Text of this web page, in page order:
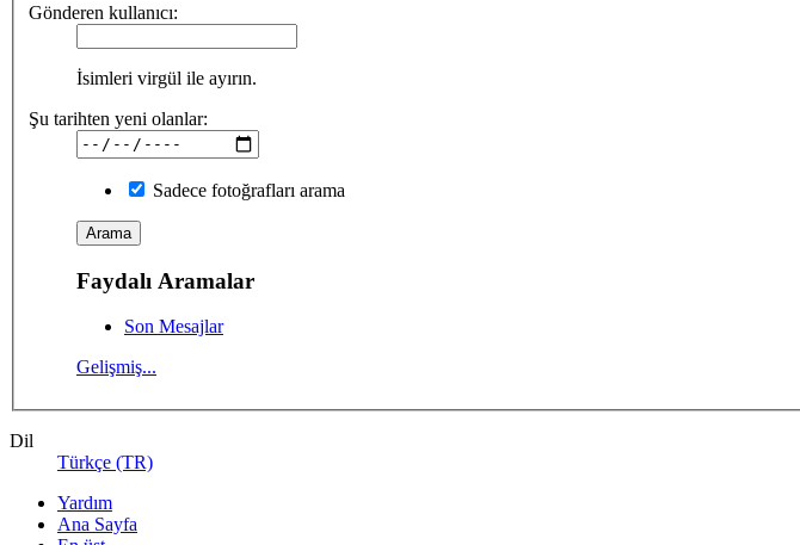
Gönderen kullanıcı:
İsimleri virgül ile ayırın.
Şu tarihten yeni olanlar:
Sadece fotoğrafları arama
Faydalı Aramalar
Son Mesajlar
Gelişmiş...
Dil
Türkçe (TR)
Yardım
Ana Sayfa